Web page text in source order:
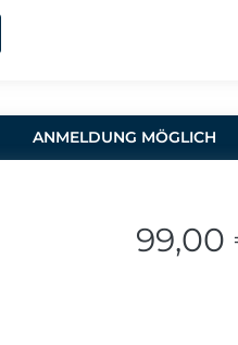
ANMELDUNG MÖGLICH
99,00